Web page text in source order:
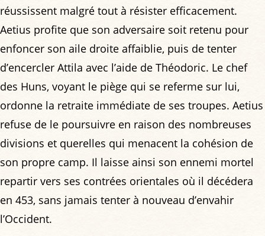
réussissent malgré tout à résister efficacement.
Aetius profite que son adversaire soit retenu pour
enfoncer son aile droite affaiblie, puis de tenter
d’encercler Attila avec l’aide de Théodoric. Le chef
des Huns, voyant le piège qui se referme sur lui,
ordonne la retraite immédiate de ses troupes. Aetius
refuse de le poursuivre en raison des nombreuses
divisions et querelles qui menacent la cohésion de
son propre camp. Il laisse ainsi son ennemi mortel
repartir vers ses contrées orientales où il décédera
en 453, sans jamais tenter à nouveau d’envahir
l’Occident.